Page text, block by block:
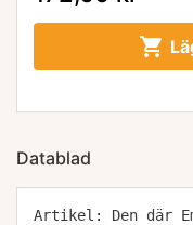

Datablad
Artikel: Den där